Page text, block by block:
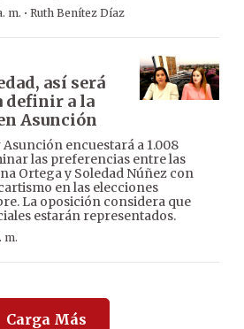
m. · Ruth Benítez Díaz
así será
definir a la
Asunción
encuestará a 1.008
las preferencias entre las
Ortega y Soledad Núñez con
en las elecciones
La oposición considera que
estarán representados.
m.
Carga Más